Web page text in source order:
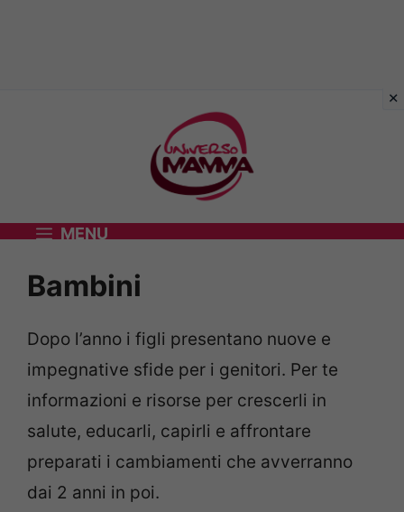
MENU
Bambini
Dopo l’anno i figli presentano nuove e
impegnative sfide per i genitori. Per te
informazioni e risorse per crescerli in
salute, educarli, capirli e affrontare
preparati i cambiamenti che avverranno
dai 2 anni in poi.